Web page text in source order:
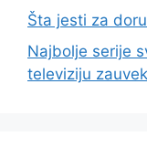
Šta jesti za
Najbolje serije
televiziju zauvek